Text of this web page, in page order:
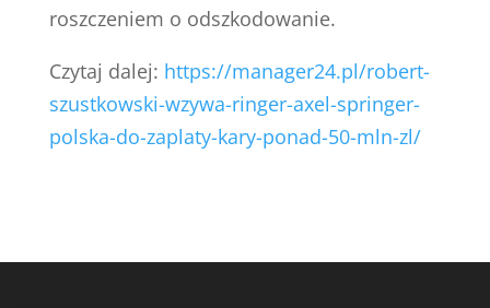
roszczeniem o odszkodowanie.
Czytaj dalej: https://manager24.pl/robert-
szustkowski-wzywa-ringer-axel-springer-
polska-do-zaplaty-kary-ponad-50-mln-zl/